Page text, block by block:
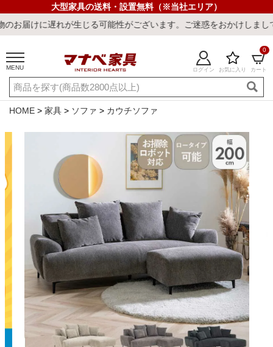
大型家具の送料・設置無料（※当社エリア）
生じる可能性がございます。ご迷惑をおかけしまして誠に申し訳
MENU ログイン お気に入り カート
0
ご利用ガイド 新規会員登録
店舗一覧 閲覧履歴
キーワード・商品番号で探す
最短発送 冷感ラグ 冷感寝具 ワークデスク ウィルトンラ
カテゴリから探す
HOME 家具 ソファ カウチソファ